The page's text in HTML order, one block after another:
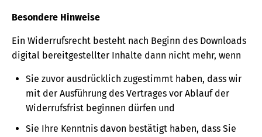
Besondere Hinweise
Ein Widerrufsrecht besteht nach Beginn des Downloads
digital bereitgestellter Inhalte dann nicht mehr, wenn
Sie zuvor ausdrücklich zugestimmt haben, dass wir
mit der Ausführung des Vertrages vor Ablauf der
Widerrufsfrist beginnen dürfen und
Sie Ihre Kenntnis davon bestätigt haben, dass Sie